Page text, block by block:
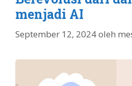
menjadi AI
September 12, 2024oleh